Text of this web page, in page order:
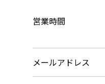
営業時間
メールアドレス